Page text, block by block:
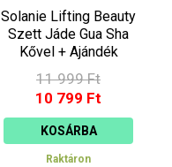
Solanie Lifting Beauty
Szett Jáde Gua Sha
Kővel + Ajándék
Törölköző SO25056
11 999 Ft
10 799 Ft
KOSÁRBA
Raktáron